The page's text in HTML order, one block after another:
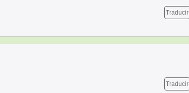
Traducir
Traducir